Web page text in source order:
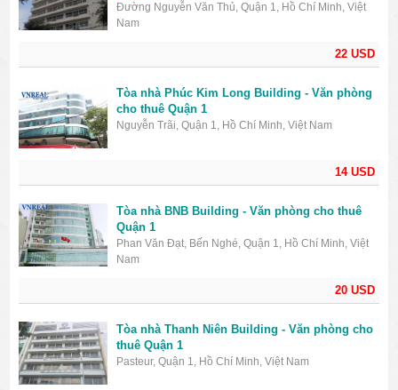
22 USD
Đường Nguyễn Văn Thủ, Quận 1, Hồ Chí Minh, Việt
Nam
14 USD
Tòa nhà Phúc Kim Long Building - Văn phòng
cho thuê Quận 1
Nguyễn Trãi, Quận 1, Hồ Chí Minh, Việt Nam
20 USD
Tòa nhà BNB Building - Văn phòng cho thuê
Quận 1
Phan Văn Đạt, Bến Nghé, Quận 1, Hồ Chí Minh, Việt
Nam
Tòa nhà Thanh Niên Building - Văn phòng cho
thuê Quận 1
Pasteur, Quận 1, Hồ Chí Minh, Việt Nam